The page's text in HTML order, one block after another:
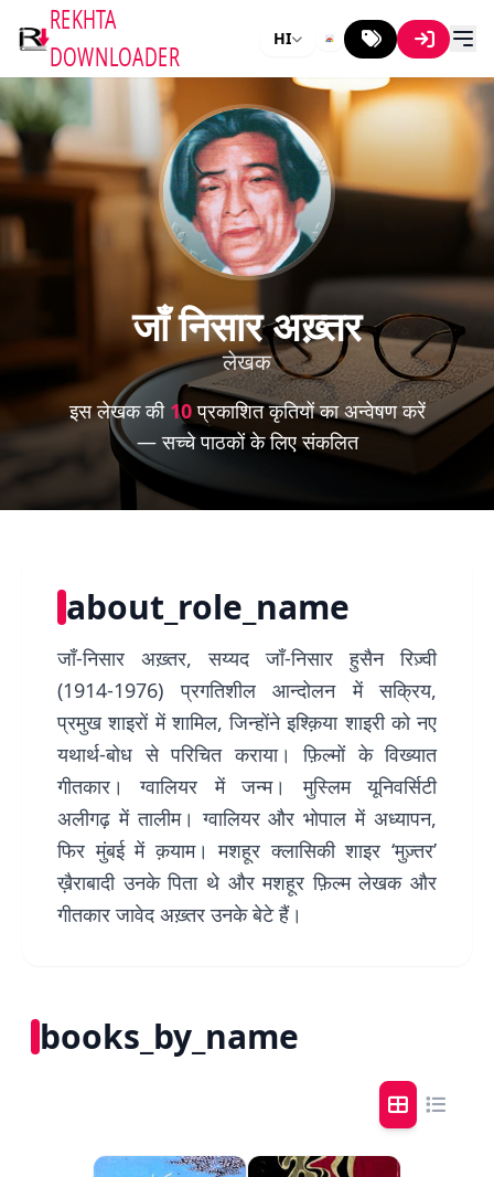
REKHTA
DOWNLOADER
HI
जाँ निसार अख़्तर
लेखक
इस लेखक की 10प्रकाशित कृतियों का अन्वेषण करें
— सच्चे पाठकों के लिए संकलित
about_role_name
जाँ-निसार अख़्तर, सय्यद जाँ-निसार हुसैन रिज़्वी
(1914-1976) प्रगतिशील आन्दोलन में सक्रिय,
प्रमुख शाइरों में शामिल, जिन्होंने इश्क़िया शाइरी को नए
यथार्थ-बोध से परिचित कराया। फ़िल्मों के विख्यात
गीतकार। ग्वालियर में जन्म। मुस्लिम यूनिवर्सिटी
अलीगढ़ में तालीम। ग्वालियर और भोपाल में अध्यापन,
फिर मुंबई में क़याम। मशहूर क्लासिकी शाइर ‘मुज़्तर’
ख़ैराबादी उनके पिता थे और मशहूर फ़िल्म लेखक और
गीतकार जावेद अख़्तर उनके बेटे हैं।
books_by_name